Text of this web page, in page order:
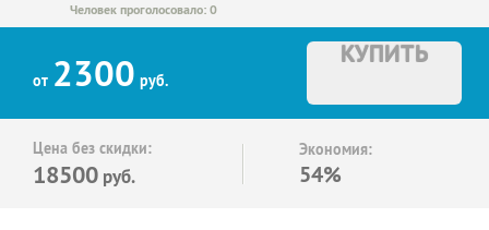
Человек проголосовало: 0
от 2300 руб.
КУПИТЬ
Цена без скидки:
18500 руб.
Экономия:
54%